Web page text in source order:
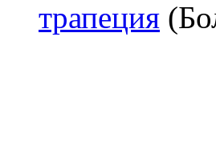
трапеция (